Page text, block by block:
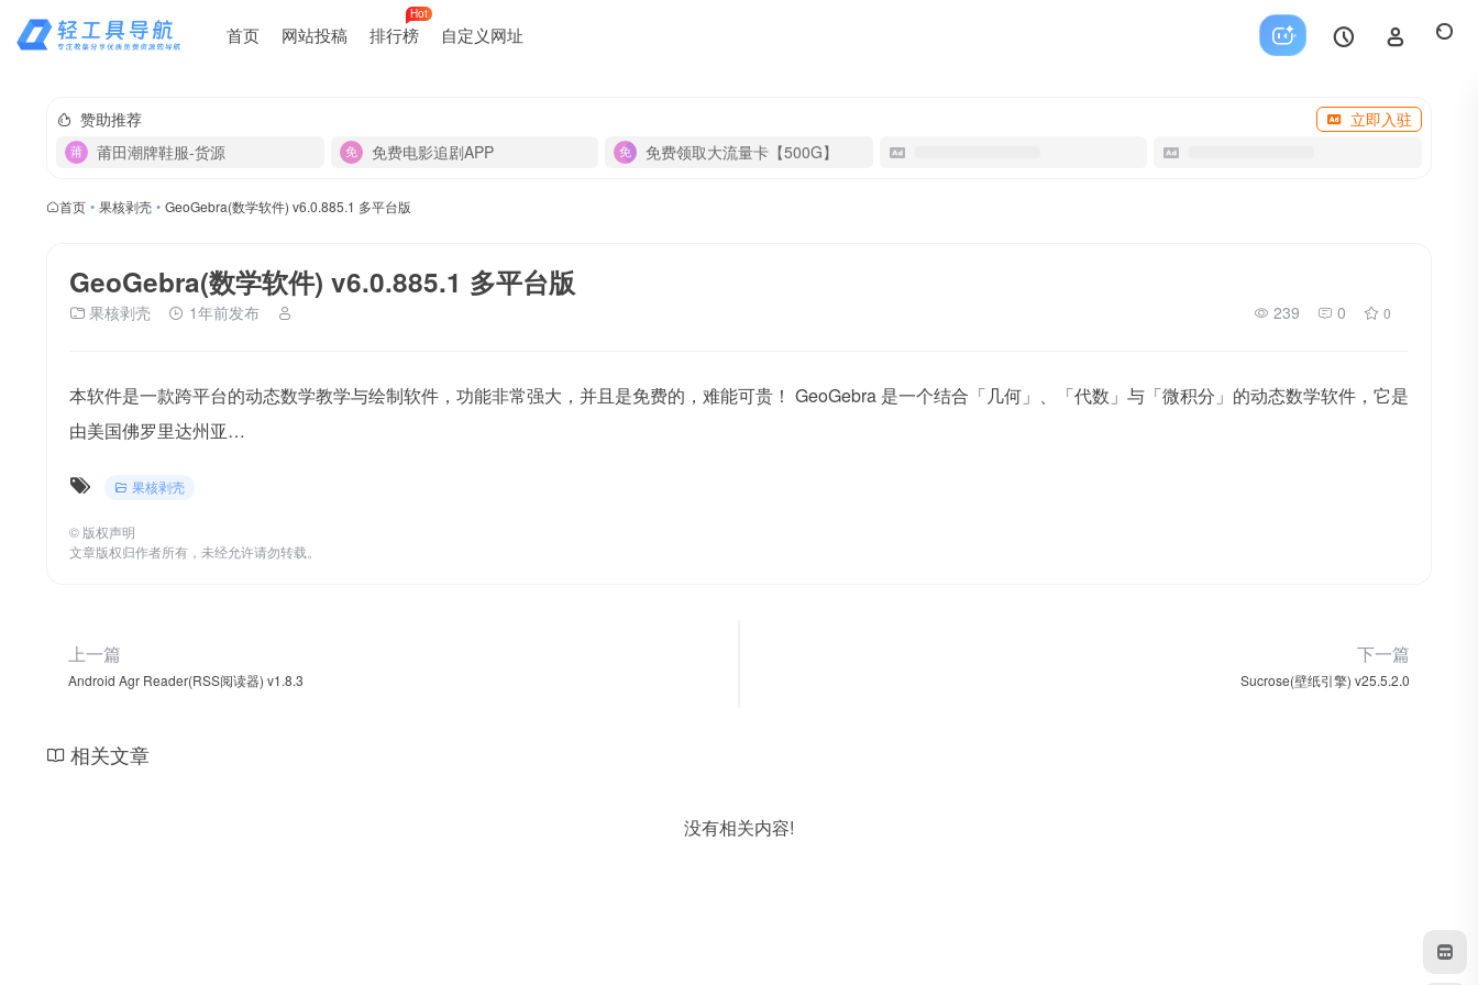
首页 网站投稿 排行榜
Hot
自定义网址
赞助推荐
立即入驻
莆田潮牌鞋服-货源
免费电影追剧APP 免费领取大流量卡【500G】
首页 • 果核剥壳 • GeoGebra(数学软件) v6.0.885.1 多平台版
GeoGebra(数学软件) v6.0.885.1 多平台版
果核剥壳 1年前发布 239 0 0
本软件是一款跨平台的动态数学教学与绘制软件，功能非常强大，并且是免费的，难能可贵！ GeoGebra 是一个结合「几何」、「代数」与「微积分」的动态数学软件，它是
由美国佛罗里达州亚…
果核剥壳
© 版权声明
文章版权归作者所有，未经允许请勿转载。
上一篇
Android Agr Reader(RSS阅读器) v1.8.3
下一篇
Sucrose(壁纸引擎) v25.5.2.0
相关文章
没有相关内容!